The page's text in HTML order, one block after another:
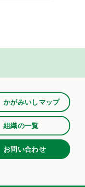
かがみいしマップ
組織の一覧
お問い合わせ